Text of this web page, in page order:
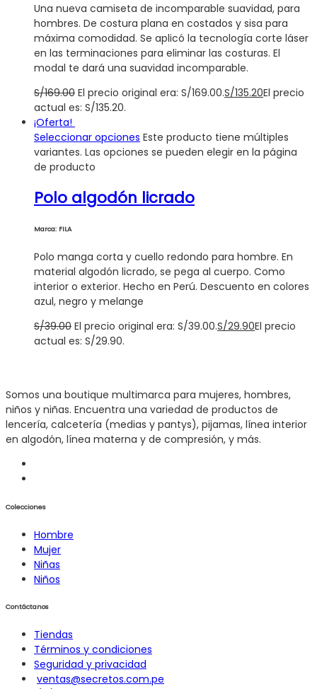
Una nueva camiseta de incomparable suavidad, para
hombres. De costura plana en costados y sisa para
máxima comodidad. Se aplicó la tecnología corte láser
en las terminaciones para eliminar las costuras. El
modal te dará una suavidad incomparable.
S/169.00 El precio original era: S/169.00.S/135.20El precio
actual es: S/135.20.
¡Oferta!
Seleccionar opciones Este producto tiene múltiples
variantes. Las opciones se pueden elegir en la página
de producto
Polo algodón licrado
Marca: FILA
Polo manga corta y cuello redondo para hombre. En
material algodón licrado, se pega al cuerpo. Como
interior o exterior. Hecho en Perú. Descuento en colores
azul, negro y melange
S/39.00 El precio original era: S/39.00.S/29.90El precio
actual es: S/29.90.
Somos una boutique multimarca para mujeres, hombres,
niños y niñas. Encuentra una variedad de productos de
lencería, calcetería (medias y pantys), pijamas, línea interior
en algodón, línea materna y de compresión, y más.
Colecciones
Hombre
Mujer
Niñas
Niños
Contáctanos
Tiendas
Términos y condiciones
Seguridad y privacidad
ventas@secretos.com.pe